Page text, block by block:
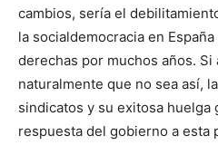
cambios, sería el
la socialdemocracia en
derechas por muchos años.
naturalmente que no sea así,
sindicatos y su exitosa huelga
respuesta del gobierno a esta